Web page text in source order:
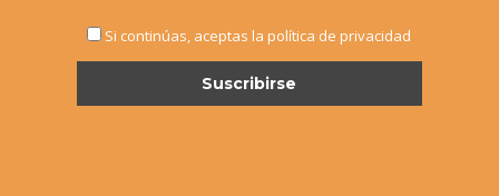
Si continúas, aceptas la política de privacidad